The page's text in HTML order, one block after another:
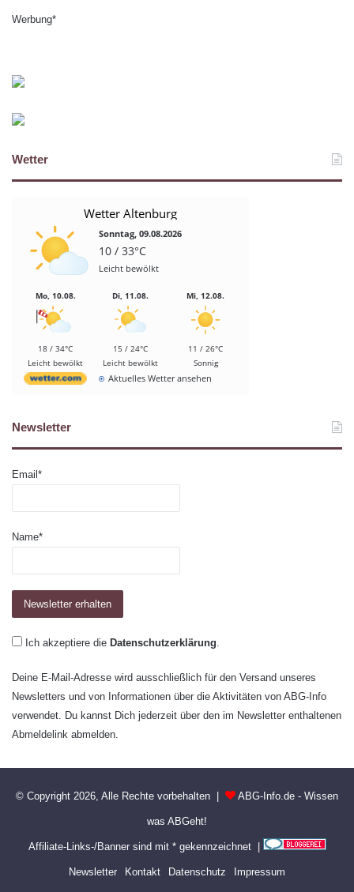
Werbung*
Wetter
Wetter Altenburg
Sonntag, 09.08.2026
10 / 33°C
Leicht bewölkt
Mo, 10.08.
18 / 34°C
Leicht bewölkt
Di, 11.08.
15 / 24°C
Leicht bewölkt
Mi, 12.08.
11 / 26°C
Sonnig
Aktuelles Wetter ansehen
Newsletter
Email*
Name*
Ich akzeptiere die Datenschutzerklärung.
Deine E-Mail-Adresse wird ausschließlich für den Versand unseres
Newsletters und von Informationen über die Aktivitäten von ABG-Info
verwendet. Du kannst Dich jederzeit über den im Newsletter enthaltenen
Abmeldelink abmelden.
© Copyright 2026, Alle Rechte vorbehalten | ABG-Info.de - Wissen
was ABGeht!
Affiliate-Links-/Banner sind mit * gekennzeichnet |
Newsletter Kontakt Datenschutz Impressum